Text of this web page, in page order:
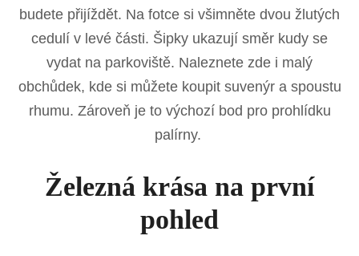
budete přijíždět. Na fotce si všimněte dvou žlutých
cedulí v levé části. Šipky ukazují směr kudy se
vydat na parkoviště. Naleznete zde i malý
obchůdek, kde si můžete koupit suvenýr a spoustu
rhumu. Zároveň je to výchozí bod pro prohlídku
palírny.
Železná krása na první
pohled